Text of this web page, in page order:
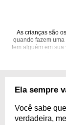
As crianças são
quando fazem
tem alguém em
continua
Ela sempre
Você sabe
verdadeira,